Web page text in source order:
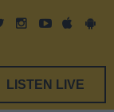
LISTEN LIVE